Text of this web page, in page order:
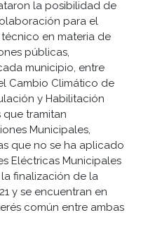
la posibilidad de
para el
en materia de
públicas,
municipio, entre
Cambio Climático de
y Habilitación
que tramitan
Municipales,
que no se ha aplicado
Eléctricas Municipales
finalización de la
y se encuentran en
común entre ambas